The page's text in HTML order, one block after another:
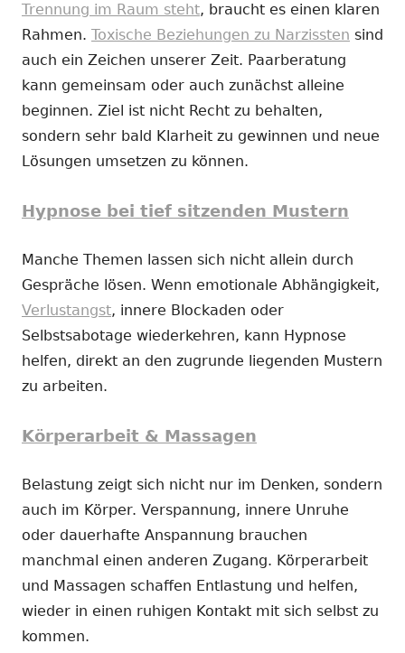
Trennung im Raum steht, braucht es einen klaren
Rahmen. Toxische Beziehungen zu Narzissten sind
auch ein Zeichen unserer Zeit. Paarberatung
kann gemeinsam oder auch zunächst alleine
beginnen. Ziel ist nicht Recht zu behalten,
sondern sehr bald Klarheit zu gewinnen und neue
Lösungen umsetzen zu können.
Hypnose bei tief sitzenden Mustern
Manche Themen lassen sich nicht allein durch
Gespräche lösen. Wenn emotionale Abhängigkeit,
Verlustangst, innere Blockaden oder
Selbstsabotage wiederkehren, kann Hypnose
helfen, direkt an den zugrunde liegenden Mustern
zu arbeiten.
Körperarbeit & Massagen
Belastung zeigt sich nicht nur im Denken, sondern
auch im Körper. Verspannung, innere Unruhe
oder dauerhafte Anspannung brauchen
manchmal einen anderen Zugang. Körperarbeit
und Massagen schaffen Entlastung und helfen,
wieder in einen ruhigen Kontakt mit sich selbst zu
kommen.